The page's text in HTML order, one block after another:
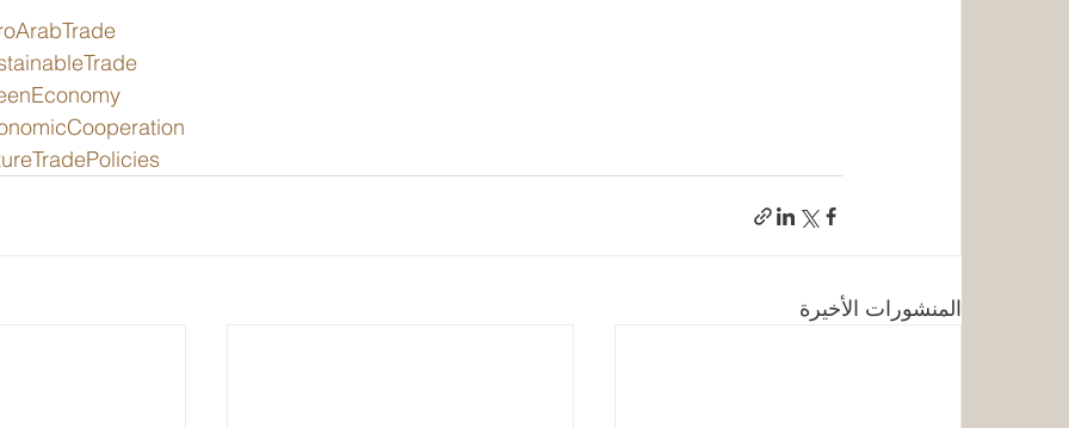
المنشورات الأخيرة